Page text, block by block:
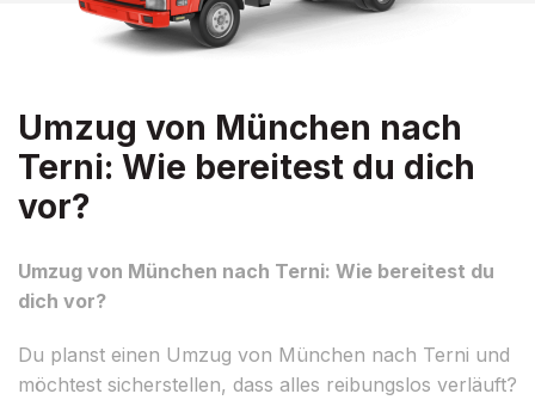
Umzug von München nach
Terni: Wie bereitest du dich
vor?
Umzug von München nach Terni: Wie bereitest du
dich vor?
Du planst einen Umzug von München nach Terni und
möchtest sicherstellen, dass alles reibungslos verläuft?